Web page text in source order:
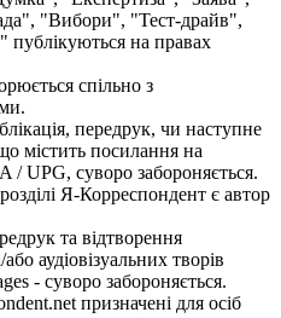
"Вибори", "Тест-драйв",
на правах
спільно з
передрук, чи наступне
містить посилання на
/ UPG, суворо забороняється.
Я-Корреспондент є автор
та відтворення
аудіовізуальних творів
- суворо забороняється.
призначені для осіб